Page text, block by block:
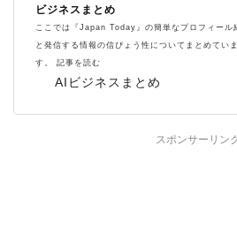
AIビジネスまとめ
ビジネスまとめ
ここでは『Japan Today』の簡単なプロフィール
と発信する情報の信ぴょう性についてまとめていま
す。 記事を読む
スポンサーリン